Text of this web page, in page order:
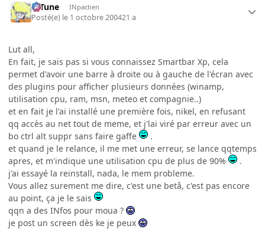
D-Tune INpactien
Posté(e) le 1 octobre 200421 a
Lut all,
En fait, je sais pas si vous connaissez Smartbar Xp, cela
permet d'avoir une barre à droite ou à gauche de l'écran avec
des plugins pour afficher plusieurs données (winamp,
utilisation cpu, ram, msn, meteo et compagnie..)
et en fait je l'ai installé une première fois, nikel, en refusant
qq accès au net tout de meme, et j'lai viré par erreur avec un
bo ctrl alt suppr sans faire gaffe
.
et quand je le relance, il me met une erreur, se lance qqtemps
apres, et m'indique une utilisation cpu de plus de 90%
.
j'ai essayé la reinstall, nada, le mem probleme.
Vous allez surement me dire, c'est une betâ, c'est pas encore
au point, ça je le sais
qqn a des INfos pour moua ?
je post un screen dès ke je peux